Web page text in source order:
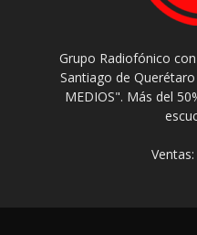
Grupo Radiofónico
Santiago de
MEDIOS". Más del